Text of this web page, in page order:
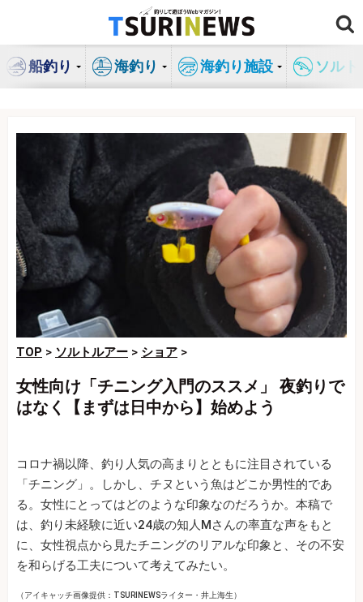
ン
船釣り 海釣り 海釣り施設 ソル
TOP > ソルトルアー > ショア >
女性向け「チニング入門のススメ」 夜釣りで
はなく【まずは日中から】始めよう
コロナ禍以降、釣り人気の高まりとともに注目されている
「チニング」。しかし、チヌという魚はどこか男性的であ
る。女性にとってはどのような印象なのだろうか。本稿で
は、釣り未経験に近い24歳の知人Mさんの率直な声をもと
に、女性視点から見たチニングのリアルな印象と、その不安
を和らげる工夫について考えてみたい。
（アイキャッチ画像提供：TSURINEWSライター・井上海生）